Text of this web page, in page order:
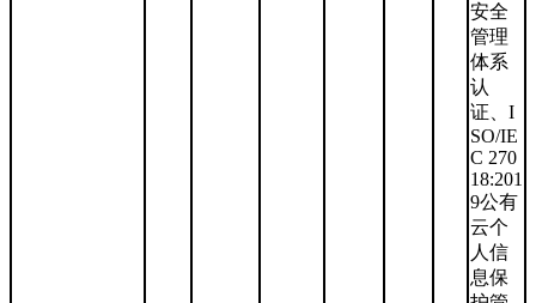
安全
管理
体系
认
证、I
SO/IE
C 270
18:201
9公有
云个
人信
息保